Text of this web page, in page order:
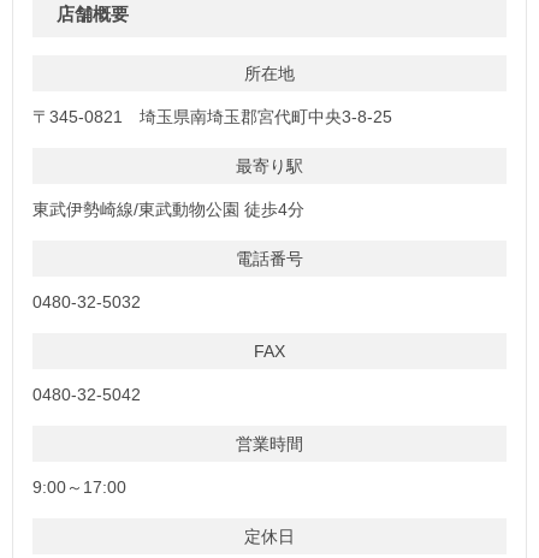
店舗概要
所在地
〒345-0821 埼玉県南埼玉郡宮代町中央3-8-25
最寄り駅
東武伊勢崎線/東武動物公園 徒歩4分
電話番号
0480-32-5032
FAX
0480-32-5042
営業時間
9:00～17:00
定休日